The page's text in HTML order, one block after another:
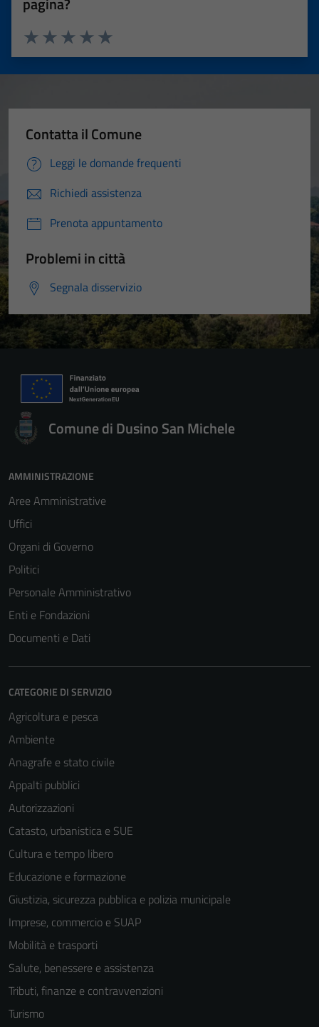
Valuta 5 stelle su 5
Valuta 4 stelle su 5
Valuta 3 stelle su 5
Valuta 2 stelle su 5
Valuta 1 stelle su 5
Contatta il Comune
Leggi le domande frequenti
Richiedi assistenza
Prenota appuntamento
Problemi in città
Segnala disservizio
Comune di Dusino San Michele
AMMINISTRAZIONE
Aree Amministrative
Uffici
Organi di Governo
Politici
Personale Amministrativo
Enti e Fondazioni
Documenti e Dati
CATEGORIE DI SERVIZIO
Agricoltura e pesca
Ambiente
Anagrafe e stato civile
Appalti pubblici
Autorizzazioni
Catasto, urbanistica e SUE
Cultura e tempo libero
Educazione e formazione
Giustizia, sicurezza pubblica e polizia municipale
Imprese, commercio e SUAP
Mobilità e trasporti
Salute, benessere e assistenza
Tributi, finanze e contravvenzioni
Turismo